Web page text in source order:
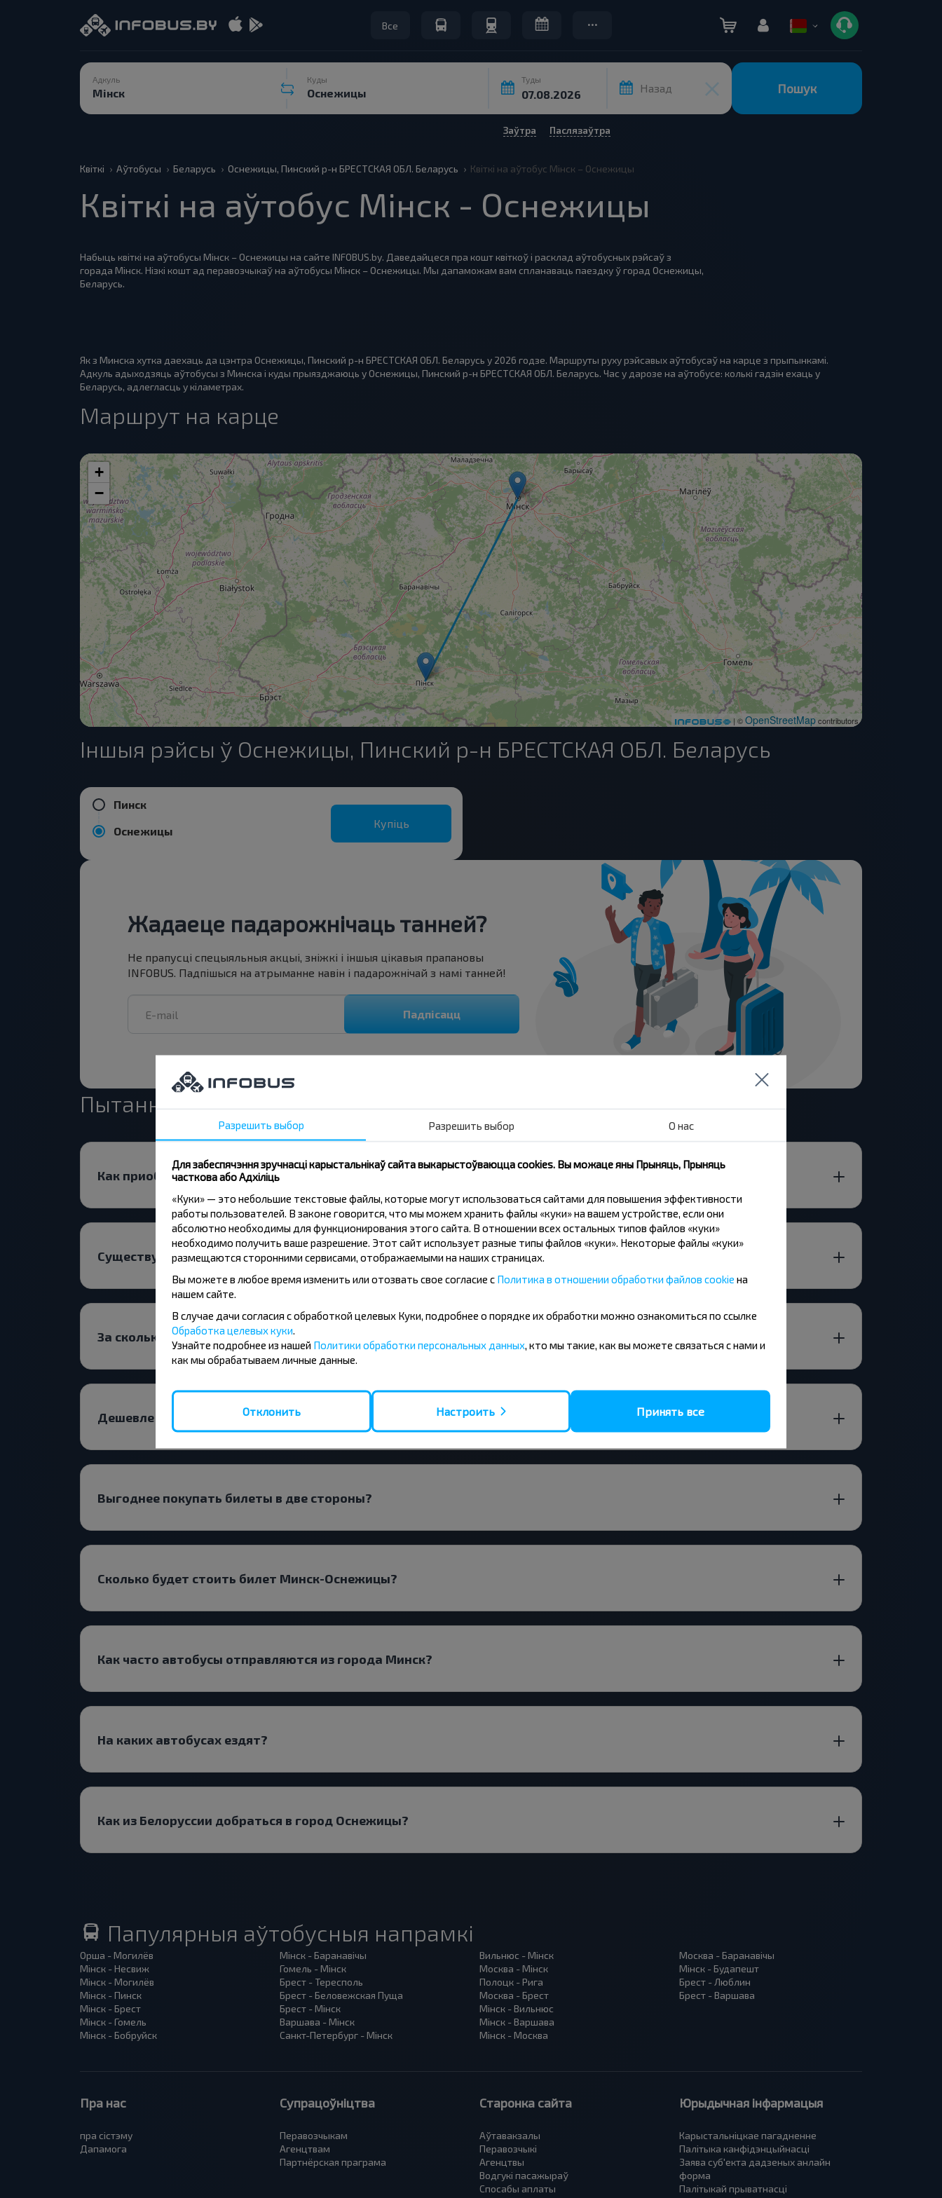
Все
Адкуль Куды Туды
Назад Пошук
Заўтра Паслязаўтра
Квіткі Аўтобусы Беларусь Оснежицы, Пинский р-н БРЕСТСКАЯ ОБЛ. Беларусь Квіткі на аўтобус Мінск – Оснежицы
Квіткі на аўтобус Мінск - Оснежицы
Набыць квіткі на аўтобусы Мінск – Оснежицы на сайте INFOBUS.by. Даведайцеся пра кошт квіткоў і расклад аўтобусных рэйсаў з
горада Мінск. Нізкі кошт ад перавозчыкаў на аўтобусы Мінск – Оснежицы. Мы дапаможам вам спланаваць паездку ў горад Оснежицы,
Беларусь.
Як з Минска хутка даехаць да цэнтра Оснежицы, Пинский р-н БРЕСТСКАЯ ОБЛ. Беларусь у 2026 годзе. Маршруты руху рэйсавых аўтобусаў на карце з прыпынкамі.
Адкуль адыходзяць аўтобусы з Минска і куды прыязджаюць у Оснежицы, Пинский р-н БРЕСТСКАЯ ОБЛ. Беларусь. Час у дарозе на аўтобусе: колькі гадзін ехаць у
Беларусь, адлегласць у кіламетрах.
Маршрут на карце
+
−
| ©OpenStreetMapcontributors
Іншыя рэйсы ў Оснежицы, Пинский р-н БРЕСТСКАЯ ОБЛ. Беларусь
Пинск
Оснежицы
Купіць
Жадаеце падарожнічаць танней?
Не прапусці спецыяльныя акцыі, зніжкі і іншыя цікавыя прапановы
INFOBUS. Падпішыся на атрыманне навін і падарожнічай з намі танней!
Падпісацц
Пытанне - Адказ
Как приобрести билеты на рейс?
Существуют ли какие-то ограничения на поездку?
За сколько времени до поездки искать билеты Минск-Оснежицы?
Дешевле ехать с пересадкой или прямым рейсом?
Выгоднее покупать билеты в две стороны?
Сколько будет стоить билет Минск-Оснежицы?
Как часто автобусы отправляются из города Минск?
На каких автобусах ездят?
Как из Белоруссии добраться в город Оснежицы?
Папулярныя аўтобусныя напрамкі
Орша - Могилёв
Мінск - Несвиж
Мінск - Могилёв
Мінск - Пинск
Мінск - Брест
Мінск - Гомель
Мінск - Бобруйск
Мінск - Баранавiчы
Гомель - Мінск
Брест - Тересполь
Брест - Беловежская Пуща
Брест - Мінск
Варшава - Мінск
Санкт-Петербург - Мінск
Вильнюс - Мінск
Москва - Мінск
Полоцк - Рига
Москва - Брест
Мінск - Вильнюс
Мінск - Варшава
Мінск - Москва
Москва - Баранавiчы
Мінск - Будапешт
Брест - Люблин
Брест - Варшава
Пра нас
пра сiстэму
Дапамога
Супрацоўніцтва
Перавозчыкам
Агенцтвам
Партнёрская праграма
Старонка сайта
Аўтавакзалы
Перавозчыкі
Агенцтвы
Водгукі пасажыраў
Спосабы аплаты
Юрыдычная інфармацыя
Карыстальніцкае пагадненне
Палітыка канфідэнцыйнасці
Заява суб'екта дадзеных анлайн
форма
Палітыкай прыватнасці
Разрешить выбор Разрешить выбор О нас
Для забеспячэння зручнасці карыстальнікаў сайта выкарыстоўваюцца cookies. Вы можаце яны Прыняць, Прыняць
часткова або Адхіліць
«Куки» — это небольшие текстовые файлы, которые могут использоваться сайтами для повышения эффективности
работы пользователей. В законе говорится, что мы можем хранить файлы «куки» на вашем устройстве, если они
абсолютно необходимы для функционирования этого сайта. В отношении всех остальных типов файлов «куки»
необходимо получить ваше разрешение. Этот сайт использует разные типы файлов «куки». Некоторые файлы «куки»
размещаются сторонними сервисами, отображаемыми на наших страницах.
Вы можете в любое время изменить или отозвать свое согласие с Политика в отношении обработки файлов cookie на
нашем сайте.
В случае дачи согласия с обработкой целевых Куки, подробнее о порядке их обработки можно ознакомиться по ссылке
Обработка целевых куки
Узнайте подробнее из нашей Политики обработки персональных данных , кто мы такие, как вы можете связаться с нами и
как мы обрабатываем личные данные.
Отклонить Настроить Принять все